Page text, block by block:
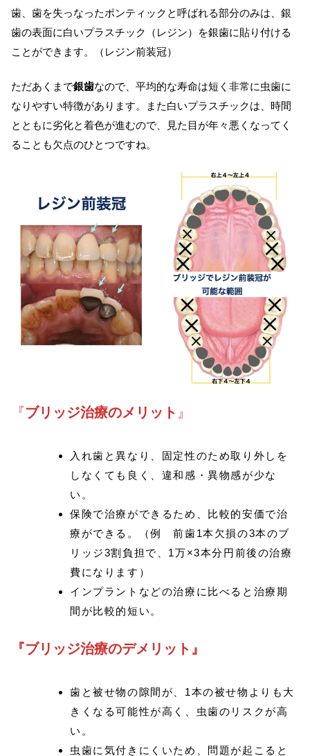
歯、歯を失っなったポンティックと呼ばれる部分のみは、銀
歯の表面に白いプラスチック（レジン）を銀歯に貼り付ける
ことができます。（レジン前装冠）
ただあくまで銀歯なので、平均的な寿命は短く非常に虫歯に
なりやすい特徴があります。また白いプラスチックは、時間
とともに劣化と着色が進むので、見た目が年々悪くなってく
ることも欠点のひとつですね。
『ブリッジ治療のメリット 』
入れ歯と異なり、固定性のため取り外しを
しなくても良く、違和感・異物感が少な
い。
保険で治療ができるため、比較的安価で治
療ができる。（例 前歯1本欠損の3本のブ
リッジ3割負担で、1万×3本分円前後の治療
費になります）
インプラントなどの治療に比べると治療期
間が比較的短い。
『ブリッジ治療のデメリット』
歯と被せ物の隙間が、1本の被せ物よりも大
きくなる可能性が高く、虫歯のリスクが高
い。
虫歯に気付きにくいため、問題が起こると